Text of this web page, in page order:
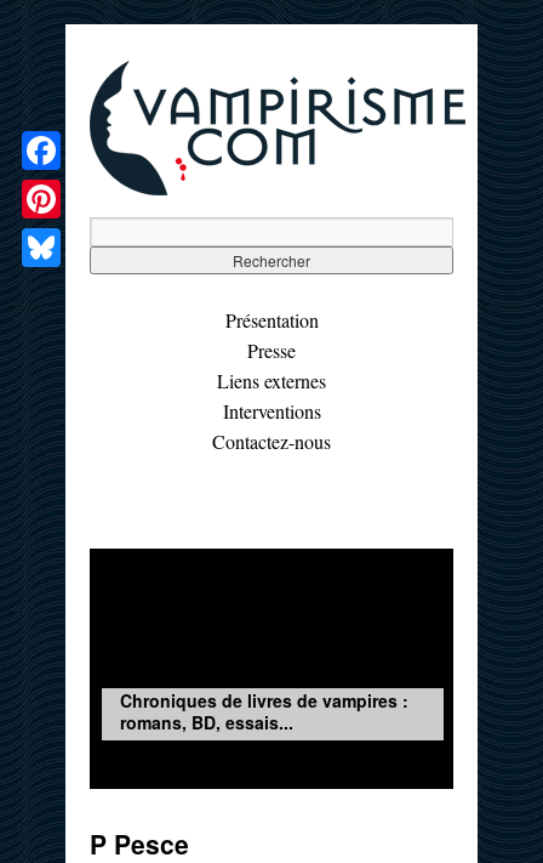
Présentation
Presse
Liens externes
Interventions
Contactez-nous
Chroniques de livres de vampires :
romans, BD, essais...
P Pesce
Facebook
Pinterest
Bluesky